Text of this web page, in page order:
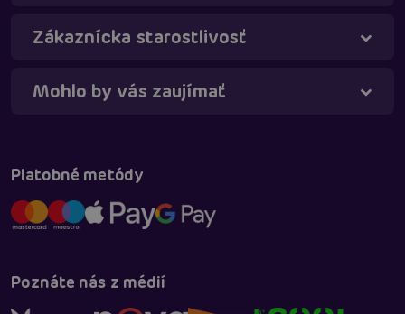
Zákaznícka starostlivosť
Mohlo by vás zaujímať
Platobné metódy
Poznáte nás z médií